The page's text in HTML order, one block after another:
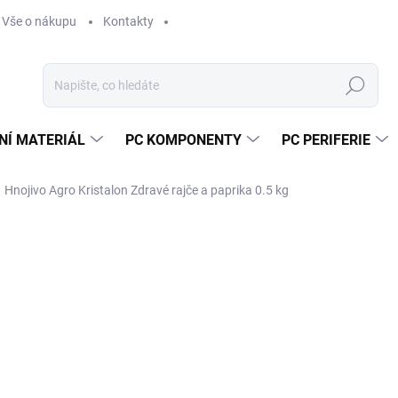
Vše o nákupu Kontakty
Hledat
MATERIÁL PC KOMPONENTY PC PERIFERIE
Hnojivo Agro Kristalon Zdravé rajče a paprika 0.5 kg